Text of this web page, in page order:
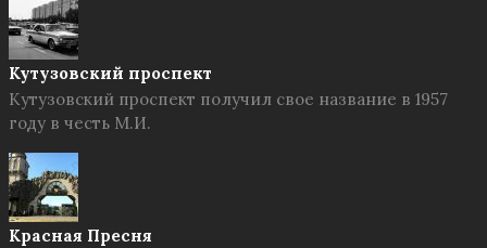
Кутузовский проспект
Кутузовский проспект получил свое название в 1957
году в честь М.И.
Красная Пресня